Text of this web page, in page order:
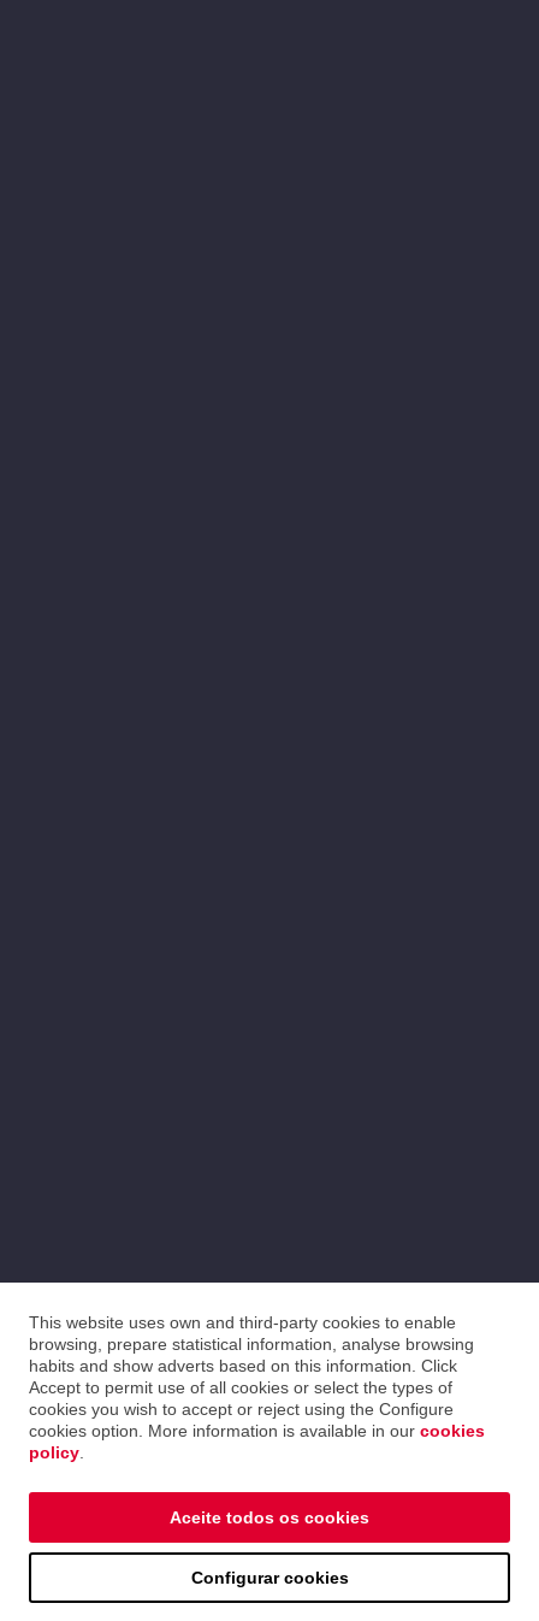
This website uses own and third-party cookies to enable
browsing, prepare statistical information, analyse browsing
habits and show adverts based on this information. Click
Accept to permit use of all cookies or select the types of
cookies you wish to accept or reject using the Configure
cookies option. More information is available in our cookies
policy
Configurar cookies
Aceite todos os cookies